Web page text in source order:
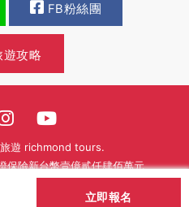
立即報名
FB粉絲團
遊攻略
遊 richmond tours.
保險新台幣壹億貳仟肆佰萬元